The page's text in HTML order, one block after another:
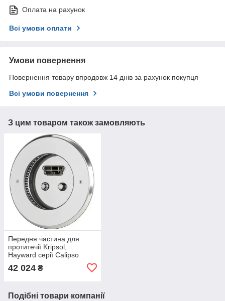
Оплата на рахунок
Всі умови оплати
Умови повернення
Повернення товару впродовж 14 днів за рахунок покупця
Всі умови повернення
З цим товаром також замовляють
Передня частина для
протитечії Kripsol,
Hayward серії Calipso
42 024 ₴
Подібні товари компанії